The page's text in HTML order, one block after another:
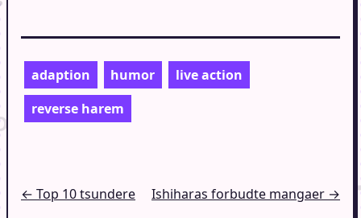
adaption humor
live action
reverse harem
Indlægsnavigation
← Top 10 tsundere Ishiharas forbudte mangaer →